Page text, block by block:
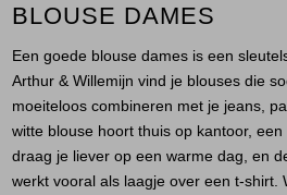
BLOUSE DAMES
Een goede blouse dames is een
Arthur & Willemijn vind je blouses die
moeiteloos combineren met je jeans,
witte blouse hoort thuis op kantoor,
draag je liever op een warme dag, en
werkt vooral als laagje over een t-shirt.